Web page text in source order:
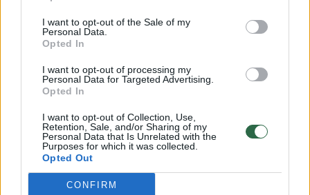
I want to opt-out of the Sale of my
Personal Data.
Opted In
I want to opt-out of processing my
Personal Data for Targeted Advertising.
Opted In
I want to opt-out of Collection, Use,
Retention, Sale, and/or Sharing of my
Personal Data that Is Unrelated with the
Purposes for which it was collected.
Opted Out
CONFIRM
00:15:54
V. Zalužno pasisakymą laiko bandymu įsitvirtinti
Ukrainos politikoje: jis yra neteisus
Laidos | Nauja diena
Sinoptikai atsakė, kokiais orais užbaigsime darbo
savaitę: karščiai atsitrauks
Žinios | Orai